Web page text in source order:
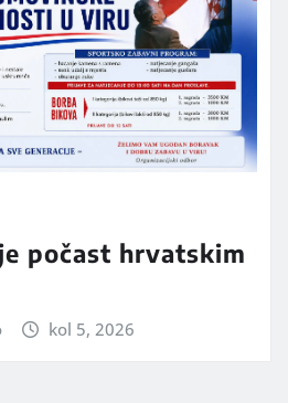
počast hrvatskim
kol 5, 2026